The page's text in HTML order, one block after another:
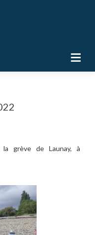
grève de Launay, à